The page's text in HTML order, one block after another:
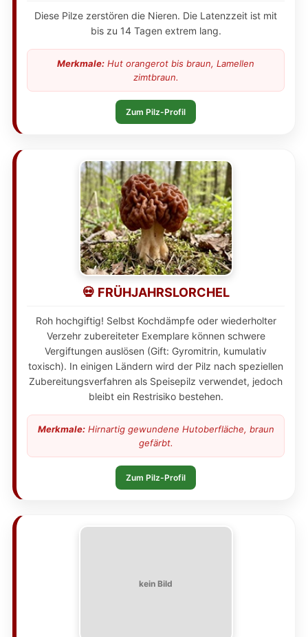
Diese Pilze zerstören die Nieren. Die Latenzzeit ist mit
bis zu 14 Tagen extrem lang.
Merkmale: Hut orangerot bis braun, Lamellen
zimtbraun.
Zum Pilz-Profil
💀 FRÜHJAHRSLORCHEL
Roh hochgiftig! Selbst Kochdämpfe oder wiederholter
Verzehr zubereiteter Exemplare können schwere
Vergiftungen auslösen (Gift: Gyromitrin, kumulativ
toxisch). In einigen Ländern wird der Pilz nach speziellen
Zubereitungsverfahren als Speisepilz verwendet, jedoch
bleibt ein Restrisiko bestehen.
Merkmale:Hirnartig gewundene Hutoberfläche, braun
gefärbt.
Zum Pilz-Profil
kein Bild